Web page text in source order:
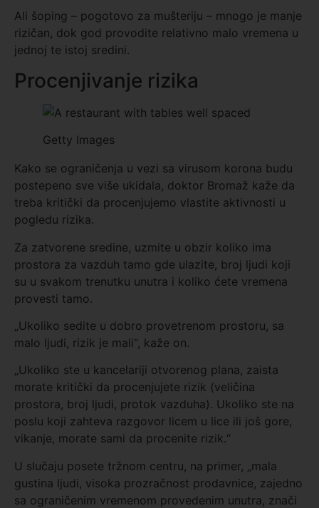
Ali šoping – pogotovo za mušteriju – mnogo je manje
rizičan, dok god provodite relativno malo vremena u
jednoj te istoj sredini.
Procenjivanje rizika
Getty Images
Kako se ograničenja u vezi sa virusom korona budu
postepeno sve više ukidala, doktor Bromaž kaže da
treba kritički da procenjujemo vlastite aktivnosti u
pogledu rizika.
Za zatvorene sredine, uzmite u obzir koliko ima
prostora za vazduh tamo gde ulazite, broj ljudi koji
su u svakom trenutku unutra i koliko ćete vremena
provesti tamo.
„Ukoliko sedite u dobro provetrenom prostoru, sa
malo ljudi, rizik je mali“, kaže on.
„Ukoliko ste u kancelariji otvorenog plana, zaista
morate kritički da procenjujete rizik (veličina
prostora, broj ljudi, protok vazduha). Ukoliko ste na
poslu koji zahteva razgovor licem u lice ili još gore,
vikanje, morate sami da procenite rizik.“
U slučaju posete tržnom centru, na primer, „mala
gustina ljudi, visoka prozračnost prodavnice, zajedno
sa ograničenim vremenom provedenim unutra, znači